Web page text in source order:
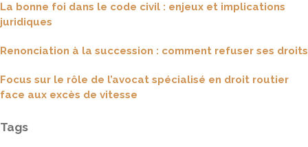
La bonne foi dans le code civil : enjeux et implications
juridiques
Renonciation à la succession : comment refuser ses droits
Focus sur le rôle de l’avocat spécialisé en droit routier
face aux excès de vitesse
Tags